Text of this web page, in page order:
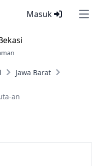
Masuk
Jawa Barat
an